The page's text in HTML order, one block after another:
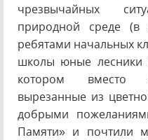
чрезвычайных
природной среде
ребятами начальных
школы юные лесники
котором вместо
вырезанные из
добрыми
Памяти» и почтили